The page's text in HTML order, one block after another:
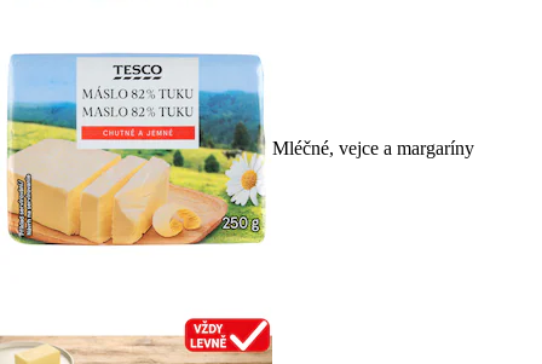
Mléčné, vejce a margaríny